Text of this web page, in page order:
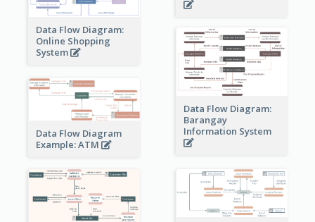
Data Flow Diagram:
Online Shopping
System
Data Flow Diagram:
Barangay
Information System
Data Flow Diagram
Example: ATM